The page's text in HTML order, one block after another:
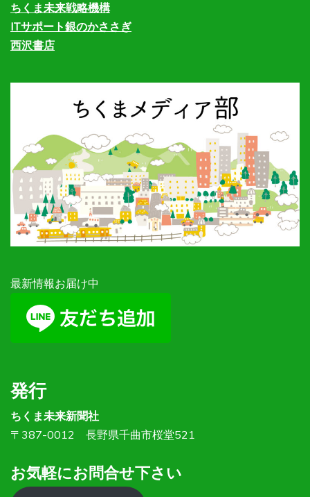
ちくま未来戦略機構
ITサポート銀のかささぎ
西沢書店
最新情報お届け中
発行
ちくま未来新聞社
〒387-0012 長野県千曲市桜堂521
お気軽にお問合せ下さい